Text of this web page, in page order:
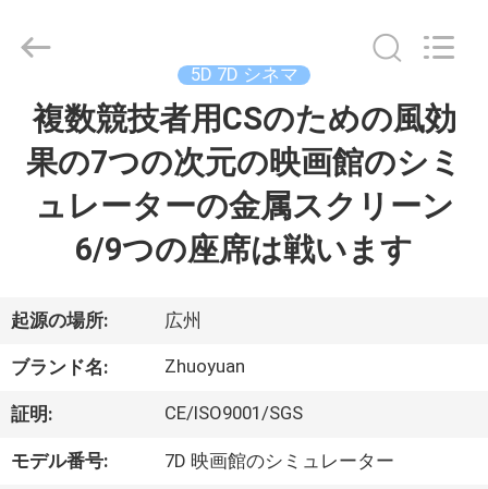
VR
シ
ョ
2016
Co.,Ltd.
Reserved.
5D 7D シネマ
複数競技者用CSのための風効
果の7つの次元の映画館のシミ
ュレーターの金属スクリーン
6/9つの座席は戦います
起源の場所: 広州
ブランド名: Zhuoyuan
証明: CE/ISO9001/SGS
モデル番号: 7D 映画館のシミュレーター